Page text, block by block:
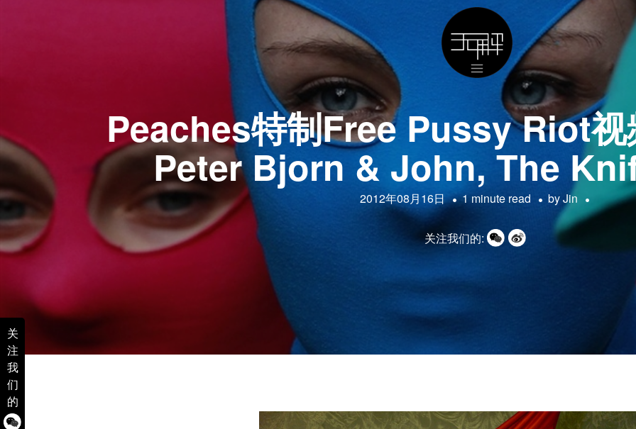
关
注
我
们
的
Peaches特制Free Pussy Riot
Peter Bjorn & John, The
2012年08月16日 1 minute read byJin
关注我们的: